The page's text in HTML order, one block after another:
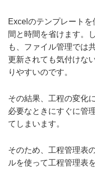
Excelのテンプレート
間と時間を省けます。
も、ファイル管理では
更新されても気付けな
りやすいのです。
その結果、工程の変化
必要なときにすぐに管
てしまいます。
そのため、工程管理表
ルを使って工程管理表